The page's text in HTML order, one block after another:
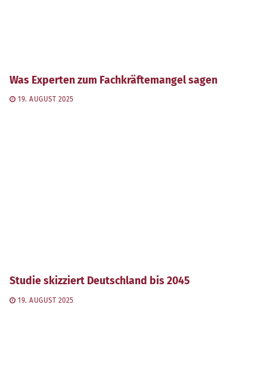
Was Experten zum Fachkräftemangel sagen
19. AUGUST 2025
Studie skizziert Deutschland bis 2045
19. AUGUST 2025